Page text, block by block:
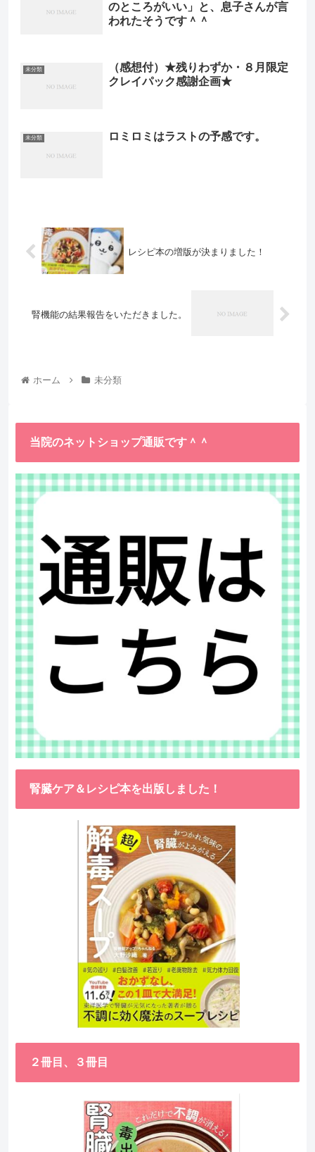
のところがいい」と、息子さんが言
われたそうです＾＾
未分類
（感想付）★残りわずか・８月限定
クレイパック感謝企画★
未分類 ロミロミはラストの予感です。
レシピ本の増版が決まりました！
腎機能の結果報告をいただきました。
ホーム 未分類
当院のネットショップ通販です＾＾
腎臓ケア＆レシピ本を出版しました！
２冊目、３冊目